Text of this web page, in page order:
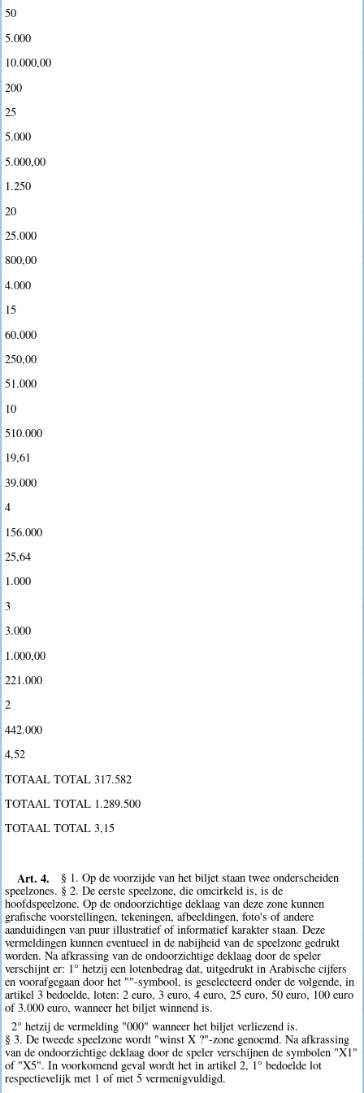
50
5.000
10.000,00
200
25
5.000
5.000,00
1.250
20
25.000
800,00
4.000
15
60.000
250,00
51.000
10
510.000
19,61
39.000
4
156.000
25,64
1.000
3
3.000
1.000,00
221.000
2
442.000
4,52
TOTAAL TOTAL 317.582
TOTAAL TOTAL 1.289.500
TOTAAL TOTAL 3,15
Art. 4.
§ 1. Op de voorzijde van het biljet staan twee onderscheiden
speelzones. § 2. De eerste speelzone, die omcirkeld is, is de
hoofdspeelzone. Op de ondoorzichtige deklaag van deze zone kunnen
grafische voorstellingen, tekeningen, afbeeldingen, foto's of andere
aanduidingen van puur illustratief of informatief karakter staan. Deze
vermeldingen kunnen eventueel in de nabijheid van de speelzone gedrukt
worden. Na afkrassing van de ondoorzichtige deklaag door de speler
verschijnt er: 1° hetzij een lotenbedrag dat, uitgedrukt in Arabische cijfers
en voorafgegaan door het ""-symbool, is geselecteerd onder de volgende, in
artikel 3 bedoelde, loten: 2 euro, 3 euro, 4 euro, 25 euro, 50 euro, 100 euro
of 3.000 euro, wanneer het biljet winnend is.
2° hetzij de vermelding "000" wanneer het biljet verliezend is.
§ 3. De tweede speelzone wordt "winst X ?"-zone genoemd. Na afkrassing
van de ondoorzichtige deklaag door de speler verschijnen de symbolen "X1"
of "X5". In voorkomend geval wordt het in artikel 2, 1° bedoelde lot
respectievelijk met 1 of met 5 vermenigvuldigd.